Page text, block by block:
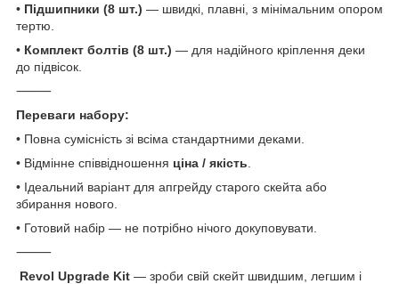
• Підшипники (8 шт.) — швидкі, плавні, з мінімальним опором
тертю.
• Комплект болтів (8 шт.) — для надійного кріплення деки
до підвісок.
⸻
Переваги набору:
• Повна сумісність зі всіма стандартними деками.
• Відмінне співвідношення ціна / якість
• Ідеальний варіант для апгрейду старого скейта або
збирання нового.
• Готовий набір — не потрібно нічого докуповувати.
⸻
Revol Upgrade Kit — зроби свій скейт швидшим, легшим і